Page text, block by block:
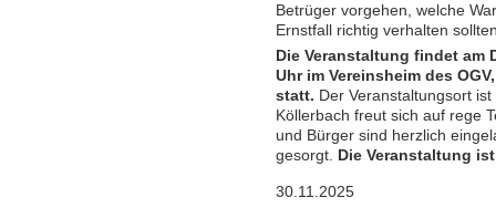
Betrüger vorgehen, welche
Ernstfall richtig verhalten
Die Veranstaltung findet am
Uhr im Vereinsheim des
statt. Der Veranstaltungsort
Köllerbach freut sich auf rege
und Bürger sind herzlich
gesorgt. Die Veranstaltung
30.11.2025